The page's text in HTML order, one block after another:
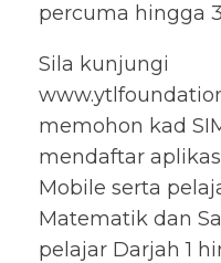
percuma hingga
Sila kunjungi
memohon kad
mendaftar
Mobile serta
Matematik dan
pelajar Darjah 1